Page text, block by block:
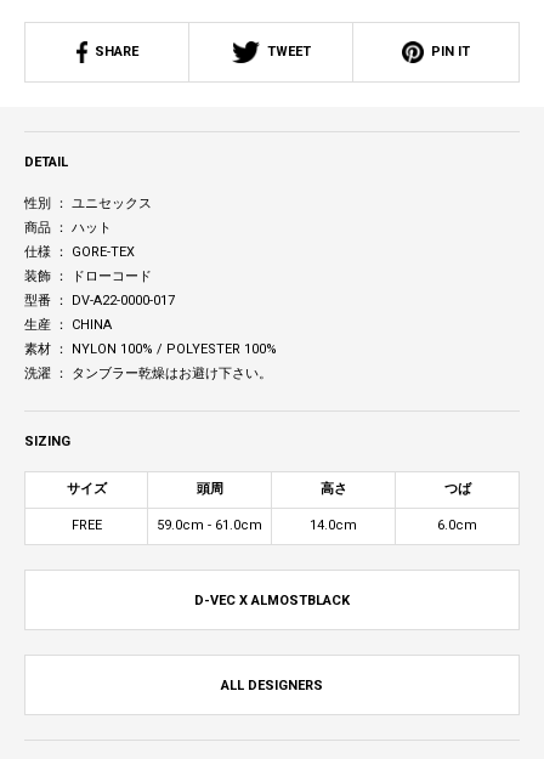
SHARE TWEET PIN IT
DETAIL
性別 ： ユニセックス
商品 ： ハット
仕様 ： GORE-TEX
装飾 ： ドローコード
型番 ： DV-A22-0000-017
生産 ： CHINA
素材 ： NYLON 100% / POLYESTER 100%
洗濯 ： タンブラー乾燥はお避け下さい。
SIZING
サイズ 頭周 高さ つば
FREE 59.0cm - 61.0cm 14.0cm 6.0cm
D-VEC X ALMOSTBLACK
ALL DESIGNERS